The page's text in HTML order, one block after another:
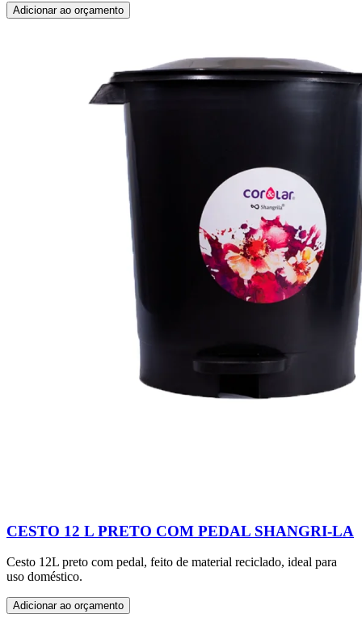
Adicionar ao orçamento
CESTO 12 L PRETO COM PEDAL SHANGRI-LA
Cesto 12L preto com pedal, feito de material reciclado, ideal para
uso doméstico.
Adicionar ao orçamento